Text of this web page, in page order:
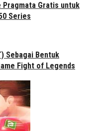
Pragmata Gratis untuk
Series
Sebagai Bentuk
Fight of Legends